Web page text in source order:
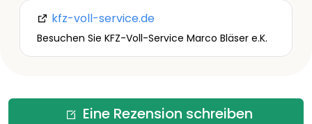
kfz-voll-service.de
Besuchen Sie KFZ-Voll-Service Marco Bläser e.K.
Eine Rezension schreiben